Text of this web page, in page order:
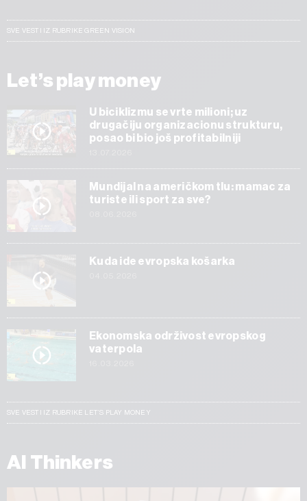
SVE VESTI IZ RUBRIKE GREEN VISION
Let’s play money
U biciklizmu se vrte milioni; uz
drugačiju organizacionu strukturu,
posao bi bio još profitabilniji
Mundijal na američkom tlu: mamac za
turiste ili sport za sve?
Kuda ide evropska košarka
Ekonomska održivost evropskog
vaterpola
SVE VESTI IZ RUBRIKE LET’S PLAY MONEY
AI Thinkers